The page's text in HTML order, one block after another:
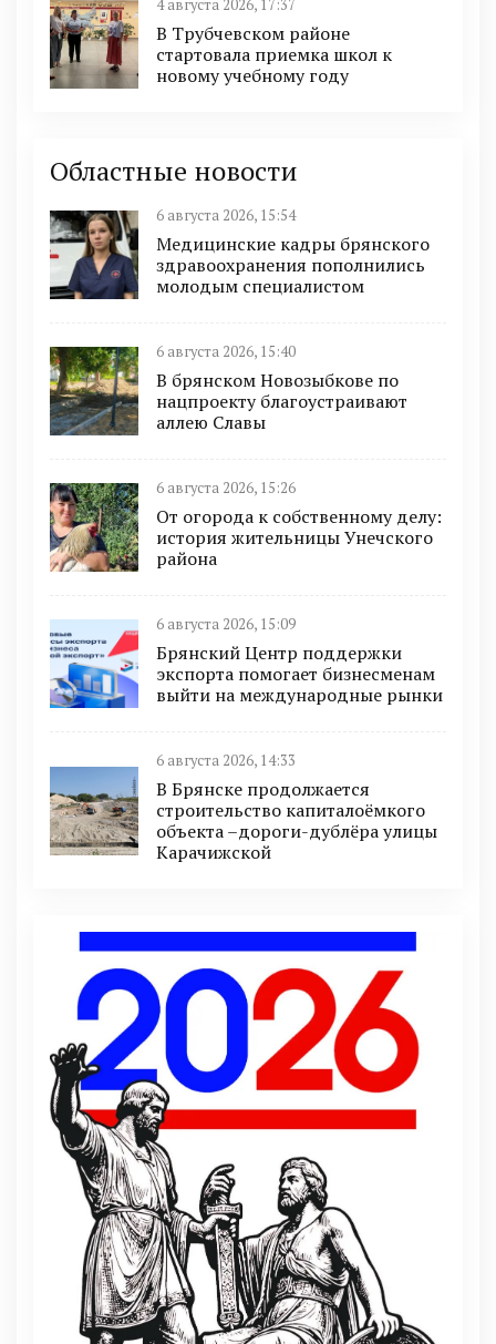
4 августа 2026, 17:37
В Трубчевском районе
стартовала приемка школ к
новому учебному году
Областные новости
6 августа 2026, 15:54
Медицинские кадры брянского
здравоохранения пополнились
молодым специалистом
6 августа 2026, 15:40
В брянском Новозыбкове по
нацпроекту благоустраивают
аллею Славы
6 августа 2026, 15:26
От огорода к собственному делу:
история жительницы Унечского
района
6 августа 2026, 15:09
Брянский Центр поддержки
экспорта помогает бизнесменам
выйти на международные рынки
6 августа 2026, 14:33
В Брянске продолжается
строительство капиталоёмкого
объекта –дороги-дублёра улицы
Карачижской